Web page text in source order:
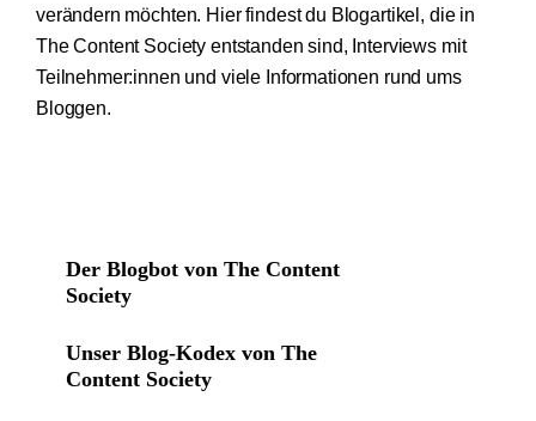
verändern möchten. Hier findest du Blogartikel, die in
The Content Society entstanden sind, Interviews mit
Teilnehmer:innen und viele Informationen rund ums
Bloggen.
Der Blogbot von The Content
Society
Unser Blog-Kodex von The
Content Society